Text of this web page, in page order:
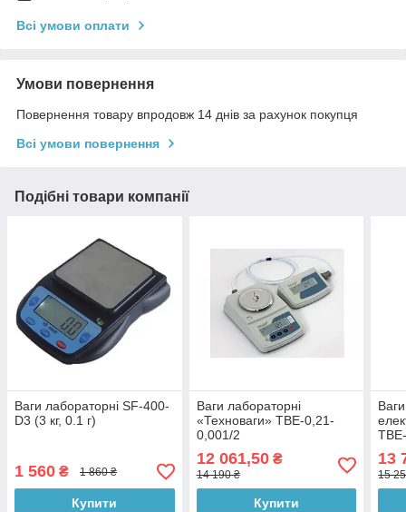
Всі умови оплати
Умови повернення
Повернення товару впродовж 14 днів за рахунок покупця
Всі умови повернення
Подібні товари компанії
Ваги лабораторні SF-400-
D3 (3 кг, 0.1 г)
1 560 ₴ 1 860 ₴
Купити
Ваги лабораторні
«Техноваги» ТВЕ-0,21-
0,001/2
12 061,50₴
14 190 ₴
Купити
13
15